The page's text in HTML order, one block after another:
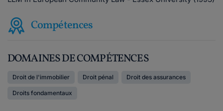
Compétences
DOMAINES DE COMPÉTENCES
Droit de l'immobilier Droit pénal Droit des assurances
Droits fondamentaux